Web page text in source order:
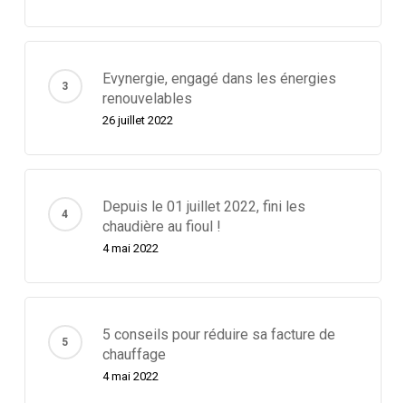
Evynergie, engagé dans les énergies
renouvelables
26 juillet 2022
Depuis le 01 juillet 2022, fini les
chaudière au fioul !
4 mai 2022
5 conseils pour réduire sa facture de
chauffage
4 mai 2022